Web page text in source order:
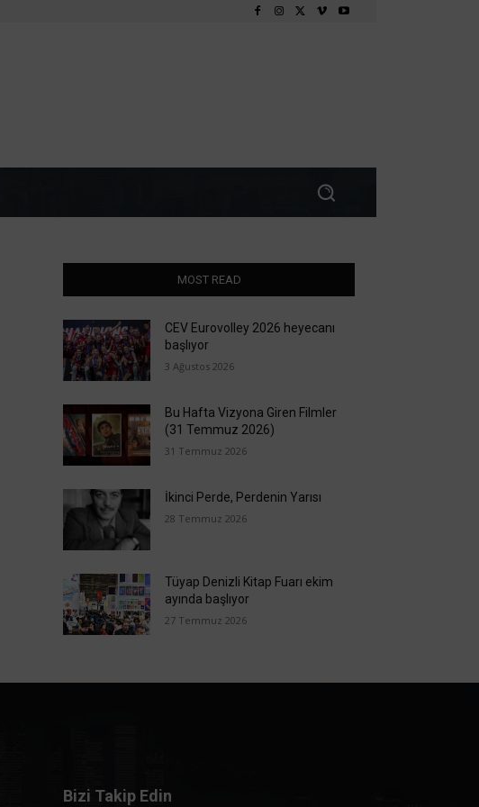
MOST READ
CEV Eurovolley 2026 heyecanı
başlıyor
3 Ağustos 2026
Bu Hafta Vizyona Giren Filmler
(31 Temmuz 2026)
31 Temmuz 2026
İkinci Perde, Perdenin Yarısı
28 Temmuz 2026
Tüyap Denizli Kitap Fuarı ekim
ayında başlıyor
27 Temmuz 2026
Bizi Takip Edin